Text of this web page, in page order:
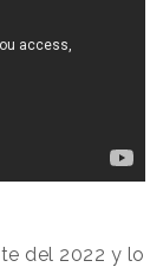
del 2022 y lo